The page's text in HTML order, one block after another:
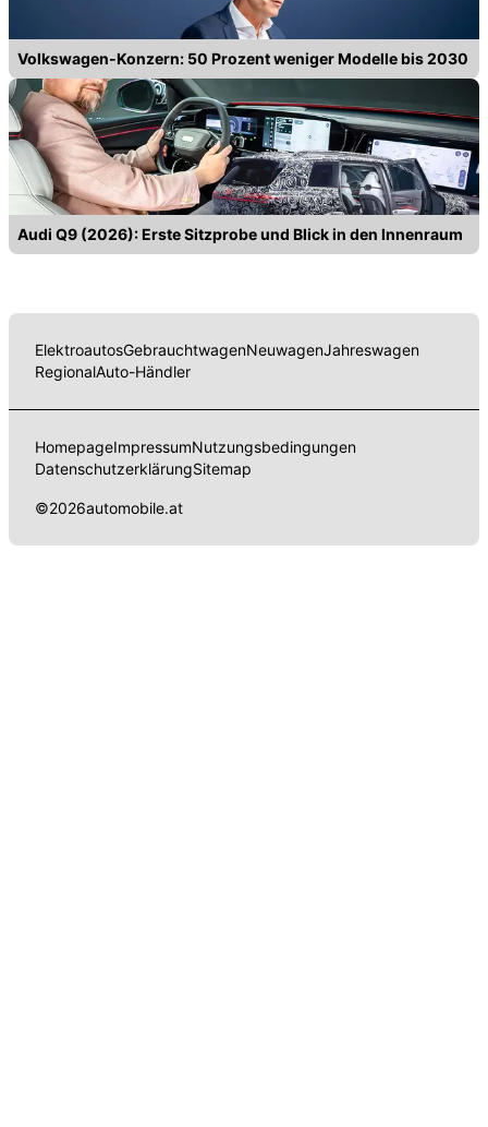
Volkswagen-Konzern: 50 Prozent weniger Modelle bis 2030
Audi Q9 (2026): Erste Sitzprobe und Blick in den Innenraum
ElektroautosGebrauchtwagenNeuwagenJahreswagen
RegionalAuto-Händler
HomepageImpressumNutzungsbedingungen
DatenschutzerklärungSitemap
©2026automobile.at